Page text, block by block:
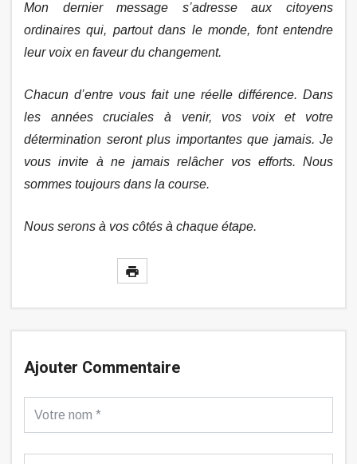
Mon dernier message s’adresse aux citoyens
ordinaires qui, partout dans le monde, font entendre
leur voix en faveur du changement.
Chacun d’entre vous fait une réelle différence. Dans
les années cruciales à venir, vos voix et votre
détermination seront plus importantes que jamais. Je
vous invite à ne jamais relâcher vos efforts. Nous
sommes toujours dans la course.
Nous serons à vos côtés à chaque étape.
Ajouter Commentaire